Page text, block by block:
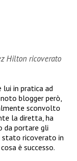
Hilton ricoverato
lui in pratica ad
blogger però,
sconvolto
la diretta, ha
da portare gli
ricoverato in
è successo.